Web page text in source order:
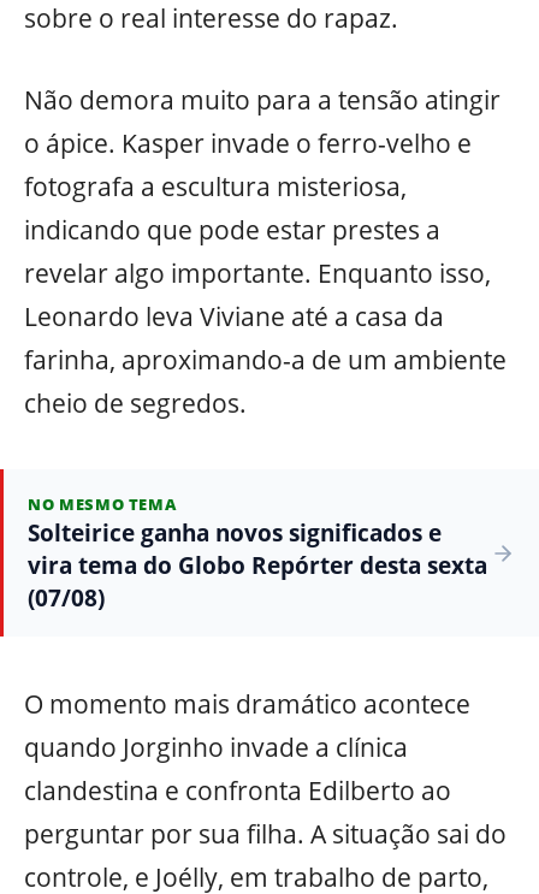
sobre o real interesse do rapaz.
Não demora muito para a tensão atingir
o ápice. Kasper invade o ferro-velho e
fotografa a escultura misteriosa,
indicando que pode estar prestes a
revelar algo importante. Enquanto isso,
Leonardo leva Viviane até a casa da
farinha, aproximando-a de um ambiente
cheio de segredos.
NO MESMO TEMA
Solteirice ganha novos significados e
vira tema do Globo Repórter desta sexta
(07/08)
O momento mais dramático acontece
quando Jorginho invade a clínica
clandestina e confronta Edilberto ao
perguntar por sua filha. A situação sai do
controle, e Joélly, em trabalho de parto,